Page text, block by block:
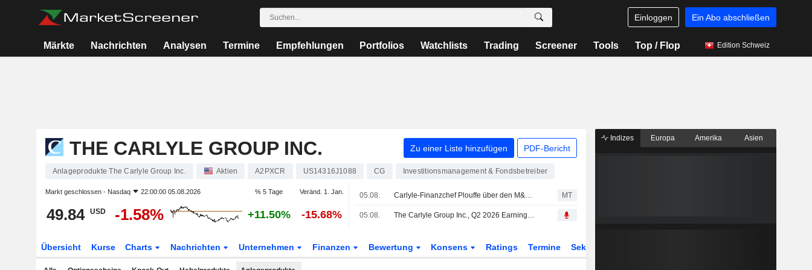
Einloggen Ein Abo abschließen
Märkte Nachrichten Analysen Termine Empfehlungen Portfolios Watchlists Trading Screener Tools Top / Flop Edition Schweiz
THE CARLYLE GROUP INC. Zu einer Liste hinzufügen PDF-Bericht
Anlageprodukte The Carlyle Group Inc. Aktien A2PXCR US14316J1088 CG Investitionsmanagement & Fondsbetreiber
Markt geschlossen - Nasdaq 22:00:00 05.08.2026 % 5 Tage Veränd. 1. Jan.
49.84 USD -1.58% +11.50% -15.68%
05.08. Carlyle-Finanzchef Plouffe über den M&A-Markt, Private Credit und KI MT
05.08. The Carlyle Group Inc., Q2 2026 Earnings Call, Aug 05, 2026
Übersicht Kurse Charts Nachrichten Unternehmen Finanzen Bewertung Konsens Ratings Termine Sektor
Indizes Europa Amerika Asien